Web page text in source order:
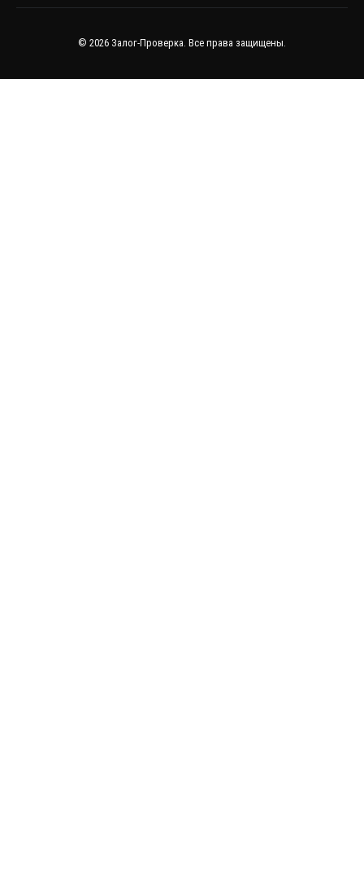
© 2026 Залог-Проверка. Все права защищены.